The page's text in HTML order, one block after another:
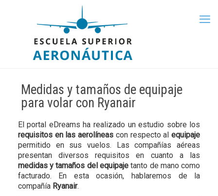
Medidas y tamaños de equipaje
para volar con Ryanair
El portal eDreams ha realizado un estudio sobre los
requisitos en las aerolíneas con respecto alequipaje
permitido en sus vuelos. Las compañías aéreas
presentan diversos requisitos en cuanto a las
medidas y tamaños del equipaje tanto de mano como
facturado. En esta ocasión, hablaremos de la
compañía Ryanair.